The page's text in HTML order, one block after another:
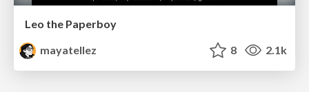
Leo the Paperboy
mayatellez
8 2.1k